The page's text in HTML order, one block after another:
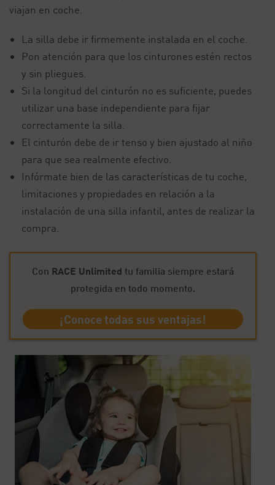
viajan en coche.
La silla debe ir firmemente instalada en el coche.
Pon atención para que los cinturones estén rectos
y sin pliegues.
Si la longitud del cinturón no es suficiente, puedes
utilizar una base independiente para fijar
correctamente la silla.
El cinturón debe de ir tenso y bien ajustado al niño
para que sea realmente efectivo.
Infórmate bien de las características de tu coche,
limitaciones y propiedades en relación a la
instalación de una silla infantil, antes de realizar la
compra.
Con RACE Unlimited tu familia siempre estará
protegida en todo momento.
¡Conoce todas sus ventajas!